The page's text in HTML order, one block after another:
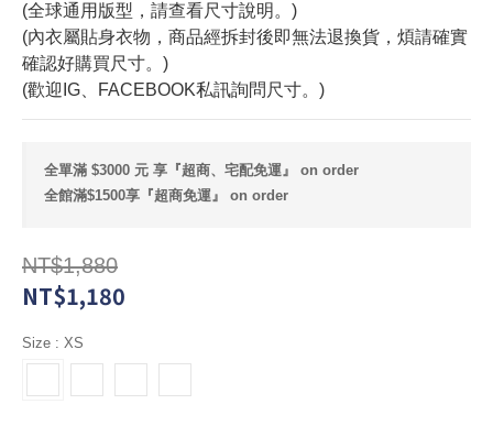
(全球通用版型，請查看尺寸說明。)
(內衣屬貼身衣物，商品經拆封後即無法退換貨，煩請確實
確認好購買尺寸。)
(歡迎IG、FACEBOOK私訊詢問尺寸。)
全單滿 $3000 元 享『超商、宅配免運』 on order
全館滿$1500享『超商免運』 on order
NT$1,880
NT$1,180
Size : XS